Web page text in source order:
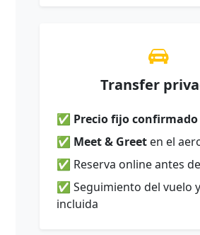
Transfer
✅ Precio fijo confirmado
✅ Meet & Greet en el
✅ Reserva online antes
✅ Seguimiento del vuelo
incluida